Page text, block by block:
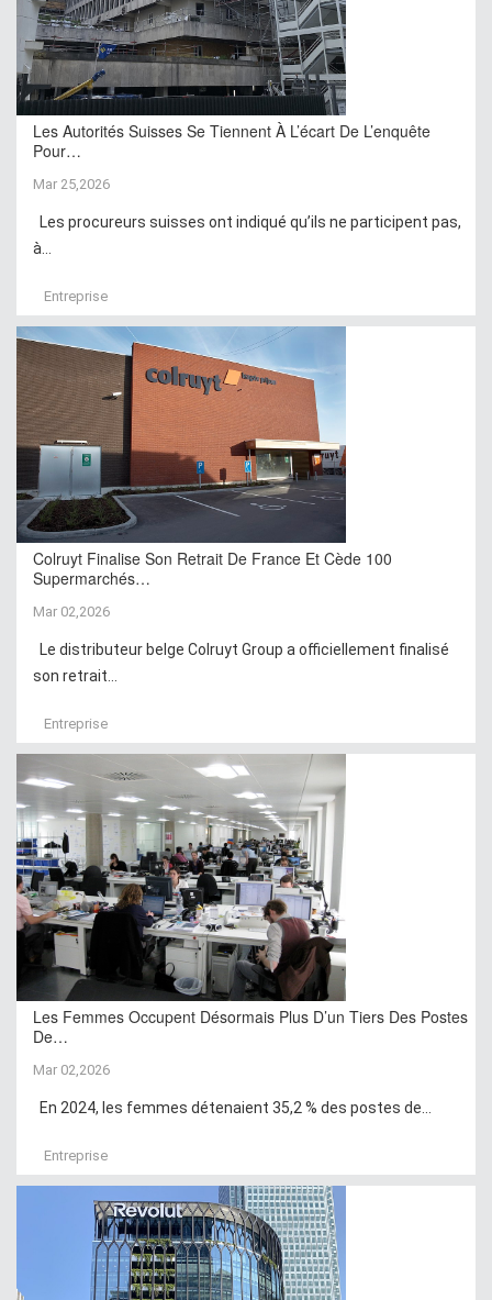
Les Autorités Suisses Se Tiennent À L’écart De L’enquête
Pour…
Mar 25,2026
Les procureurs suisses ont indiqué qu’ils ne participent pas,
à...
Entreprise
Colruyt Finalise Son Retrait De France Et Cède 100
Supermarchés…
Mar 02,2026
Le distributeur belge Colruyt Group a officiellement finalisé
son retrait...
Entreprise
Les Femmes Occupent Désormais Plus D’un Tiers Des Postes
De…
Mar 02,2026
En 2024, les femmes détenaient 35,2 % des postes de...
Entreprise